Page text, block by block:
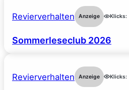
Revierverhalten Anzeige Klicks:
Sommerleseclub 2026
Revierverhalten Anzeige Klicks: